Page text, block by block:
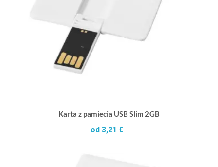
Karta z pamiecia USB Slim 2GB
od 3,21 €